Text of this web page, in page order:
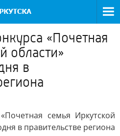
«Почетная
области»
в
семья Иркутской
в правительстве региона